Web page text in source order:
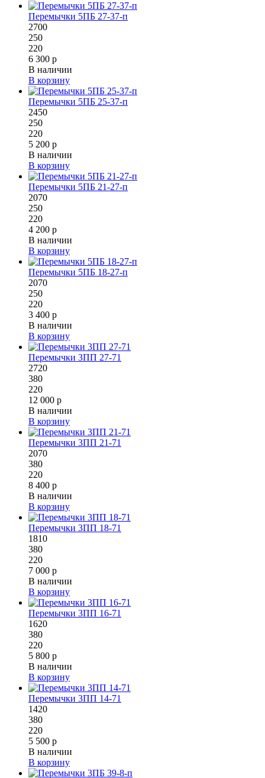
Перемычки 5ПБ 27-37-п
2700
250
220
6 300 р
В наличии
В корзину
Перемычки 5ПБ 25-37-п
2450
250
220
5 200 р
В наличии
В корзину
Перемычки 5ПБ 21-27-п
2070
250
220
4 200 р
В наличии
В корзину
Перемычки 5ПБ 18-27-п
2070
250
220
3 400 р
В наличии
В корзину
Перемычки 3ПП 27-71
2720
380
220
12 000 р
В наличии
В корзину
Перемычки 3ПП 21-71
2070
380
220
8 400 р
В наличии
В корзину
Перемычки 3ПП 18-71
1810
380
220
7 000 р
В наличии
В корзину
Перемычки 3ПП 16-71
1620
380
220
5 800 р
В наличии
В корзину
Перемычки 3ПП 14-71
1420
380
220
5 500 р
В наличии
В корзину